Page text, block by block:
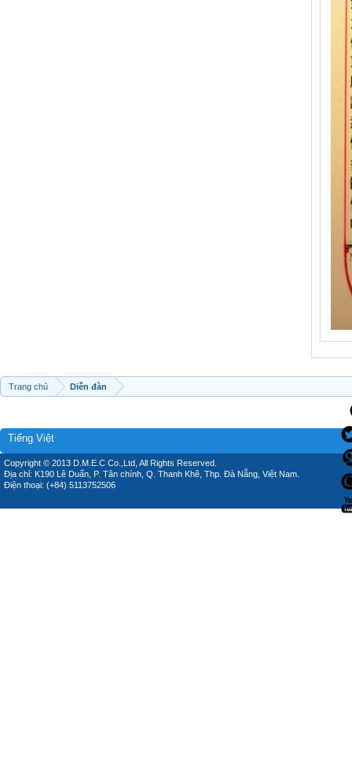
Trang chủ Diễn đàn
Tiếng Việt
Copyright © 2013 D.M.E.C Co.,Ltd, All Rights Reserved.
Địa chỉ: K190 Lê Duẩn, P. Tân chính, Q. Thanh Khê, Thp. Đà Nẵng, Việt Nam.
Điện thoại: (+84) 5113752506